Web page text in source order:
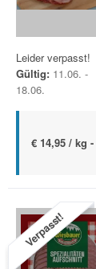
Leider verpasst!
Gültig: 11.06. -
18.06.
€ 14,95 / kg -
Verpasst!